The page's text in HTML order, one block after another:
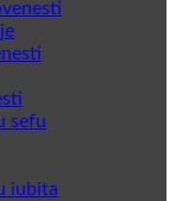
sefu
iubita